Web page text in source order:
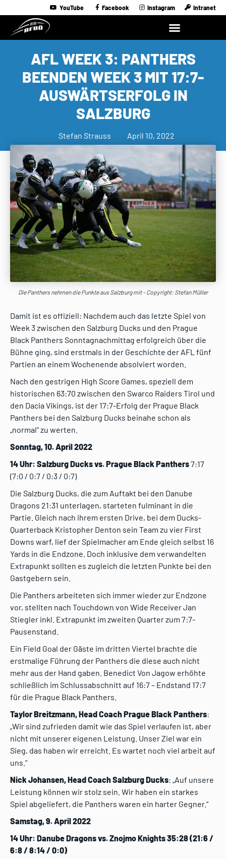
YouTube Facebook Instagram Intranet
AFL WEEK 3: PANTHERS
BEENDEN WEEK 3 MIT 17:7-
AUSWÄRTSERFOLG IN
SALZBURG
Stefan Strauss April 10, 2022
Die Panthers nehmen die Punkte aus Salzburg mit - Copyright: Stefan Müller
Damit ist es offiziell: Nachdem auch das letzte Spiel von
Week 3 zwischen den Salzburg Ducks und den Prague
Black Panthers Sonntagnachmittag erfolgreich über die
Bühne ging, sind erstmals in der Geschichte der AFL fünf
Partien an einem Wochenende absolviert worden.
Nach den gestrigen High Score Games, speziell dem
historischen 63:70 zwischen den Swarco Raiders Tirol und
den Dacia Vikings, ist der 17:7-Erfolg der Prague Black
Panthers bei den Salzburg Ducks beinahe schon als
„normal“ zu werten.
Sonntag, 10. April 2022
14 Uhr: Salzburg Ducks vs. Prague Black Panthers7:17
(7:0 / 0:7 / 0:3 / 0:7)
Die Salzburg Ducks, die zum Auftakt bei den Danube
Dragons 21:31 unterlagen, starteten fulminant in die
Partie. Gleich nach ihrem ersten Drive, bei dem Ducks-
Quarterback Kristopher Denton sein Team zu vier First
Downs warf, lief der Spielmacher am Ende gleich selbst 16
Yards in die Endzone. Doch inklusive dem verwandelten
Extrapunkt sollten es zugleich die letzten Punkte bei den
Gastgebern sein.
Die Panthers arbeiteten sich immer wieder zur Endzone
vor, stellten nach Touchdown von Wide Receiver Jan
Stiegler inkl. Extrapunkt im zweiten Quarter zum 7:7-
Pausenstand.
Ein Field Goal der Gäste im dritten Viertel brachte die
erstmalige Führung der Panthers die diese auch nicht
mehr aus der Hand gaben. Benedict Von Jagow erhöhte
schließlich im Schlussabschnitt auf 16:7 – Endstand 17:7
für die Prague Black Panthers.
Taylor Breitzmann, Head Coach Prague Black Panthers:
„Wir sind zufrieden damit wie das Spiel verlaufen ist, aber
nicht mit unserer eigenen Leistung. Unser Ziel war ein
Sieg, das haben wir erreicht. Es wartet noch viel arbeit auf
uns.“
Nick Johansen, Head Coach Salzburg Ducks: „Auf unsere
Leistung können wir stolz sein. Wir haben ein starkes
Spiel abgeliefert, die Panthers waren ein harter Gegner.“
Samstag, 9. April 2022
14 Uhr: Danube Dragons vs. Znojmo Knights 35:28 (21:6 /
6:8 / 8:14 / 0:0)